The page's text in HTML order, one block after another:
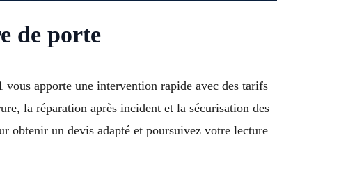
de porte
apporte une intervention rapide avec des tarifs
la réparation après incident et la sécurisation des
obtenir un devis adapté et poursuivez votre lecture